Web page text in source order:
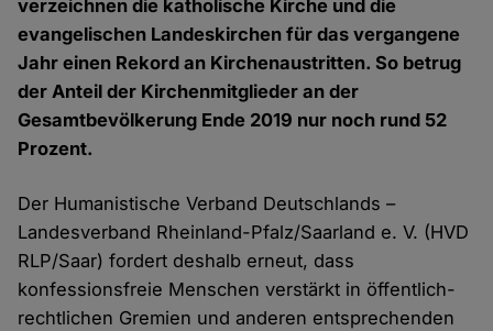
verzeichnen die katholische Kirche und die
evangelischen Landeskirchen für das vergangene
Jahr einen Rekord an Kirchenaustritten. So betrug
der Anteil der Kirchenmitglieder an der
Gesamtbevölkerung Ende 2019 nur noch rund 52
Prozent.
Der Humanistische Verband Deutschlands –
Landesverband Rheinland-Pfalz/Saarland e. V. (HVD
RLP/Saar) fordert deshalb erneut, dass
konfessionsfreie Menschen verstärkt in öffentlich-
rechtlichen Gremien und anderen entsprechenden